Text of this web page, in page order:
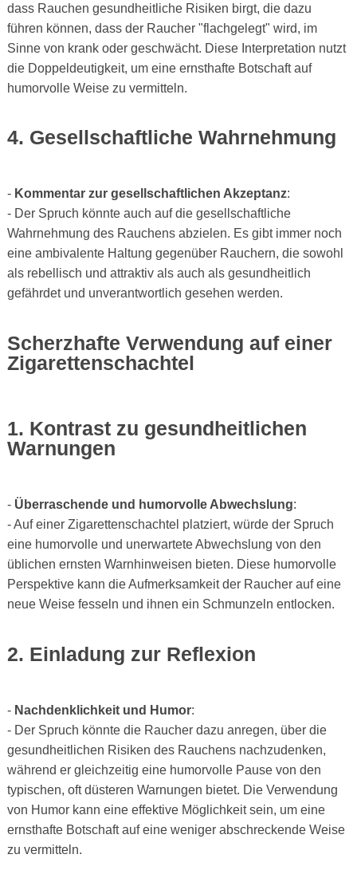
dass Rauchen gesundheitliche Risiken birgt, die dazu
führen können, dass der Raucher "flachgelegt" wird, im
Sinne von krank oder geschwächt. Diese Interpretation nutzt
die Doppeldeutigkeit, um eine ernsthafte Botschaft auf
humorvolle Weise zu vermitteln.
4. Gesellschaftliche Wahrnehmung
- Kommentar zur gesellschaftlichen Akzeptanz:
- Der Spruch könnte auch auf die gesellschaftliche
Wahrnehmung des Rauchens abzielen. Es gibt immer noch
eine ambivalente Haltung gegenüber Rauchern, die sowohl
als rebellisch und attraktiv als auch als gesundheitlich
gefährdet und unverantwortlich gesehen werden.
Scherzhafte Verwendung auf einer
Zigarettenschachtel
1. Kontrast zu gesundheitlichen
Warnungen
- Überraschende und humorvolle Abwechslung:
- Auf einer Zigarettenschachtel platziert, würde der Spruch
eine humorvolle und unerwartete Abwechslung von den
üblichen ernsten Warnhinweisen bieten. Diese humorvolle
Perspektive kann die Aufmerksamkeit der Raucher auf eine
neue Weise fesseln und ihnen ein Schmunzeln entlocken.
2. Einladung zur Reflexion
- Nachdenklichkeit und Humor:
- Der Spruch könnte die Raucher dazu anregen, über die
gesundheitlichen Risiken des Rauchens nachzudenken,
während er gleichzeitig eine humorvolle Pause von den
typischen, oft düsteren Warnungen bietet. Die Verwendung
von Humor kann eine effektive Möglichkeit sein, um eine
ernsthafte Botschaft auf eine weniger abschreckende Weise
zu vermitteln.